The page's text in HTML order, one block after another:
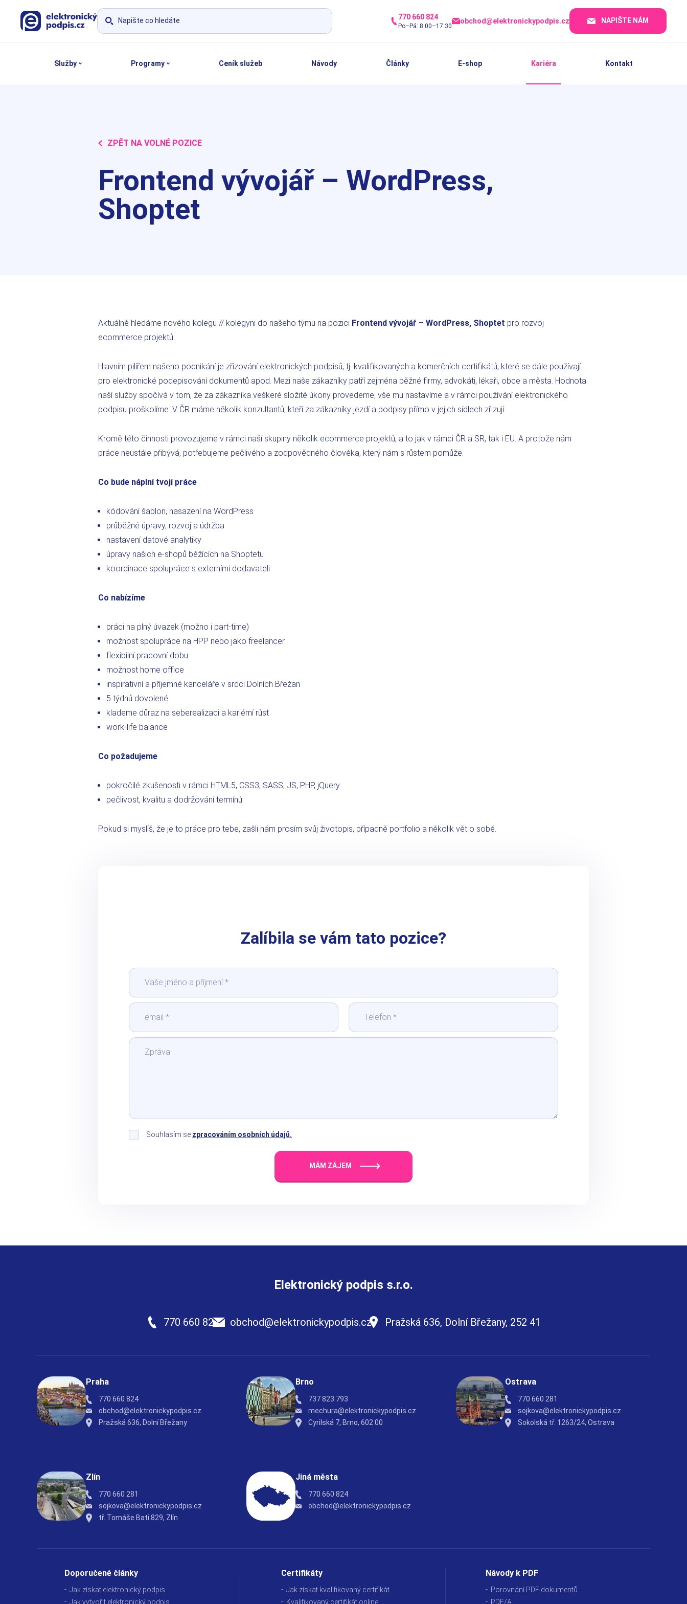
Vyhledat 770 660 824
Po–Pá: 8:00–17:30
obchod@elektronickypodpis.cz NAPIŠTE NÁM
Služby Programy Ceník služeb Návody Články E-shop Kariéra Kontakt
ZPĚT NA VOLNÉ POZICE
Frontend vývojář – WordPress,
Shoptet
Aktuálně hledáme nového kolegu // kolegyni do našeho týmu na pozici Frontend vývojář – WordPress, Shoptet pro rozvoj
ecommerce projektů.
Hlavním pilířem našeho podnikání je zřizování elektronických podpisů, tj. kvalifikovaných a komerčních certifikátů, které se dále používají
pro elektronické podepisování dokumentů apod. Mezi naše zákazníky patří zejména běžné firmy, advokáti, lékaři, obce a města. Hodnota
naší služby spočívá v tom, že za zákazníka veškeré složité úkony provedeme, vše mu nastavíme a v rámci používání elektronického
podpisu proškolíme. V ČR máme několik konzultantů, kteří za zákazníky jezdí a podpisy přímo v jejich sídlech zřizují.
Kromě této činnosti provozujeme v rámci naší skupiny několik ecommerce projektů, a to jak v rámci ČR a SR, tak i EU. A protože nám
práce neustále přibývá, potřebujeme pečlivého a zodpovědného člověka, který nám s růstem pomůže.
Co bude náplní tvojí práce
kódování šablon, nasazení na WordPress
průběžné úpravy, rozvoj a údržba
nastavení datové analytiky
úpravy našich e-shopů běžících na Shoptetu
koordinace spolupráce s externími dodavateli
Co nabízíme
práci na plný úvazek (možno i part-time)
možnost spolupráce na HPP nebo jako freelancer
flexibilní pracovní dobu
možnost home office
inspirativní a příjemné kanceláře v srdci Dolních Břežan
5 týdnů dovolené
klademe důraz na seberealizaci a kariérní růst
work-life balance
Co požadujeme
pokročilé zkušenosti v rámci HTML5, CSS3, SASS, JS, PHP, jQuery
pečlivost, kvalitu a dodržování termínů
Pokud si myslíš, že je to práce pro tebe, zašli nám prosím svůj životopis, případně portfolio a několik vět o sobě.
Zalíbila se vám tato pozice?
Souhlasím se zpracováním osobních údajů.
MÁM ZÁJEM
Elektronický podpis s.r.o.
770 660 824 obchod@elektronickypodpis.cz Pražská 636, Dolní Břežany, 252 41
Praha
770 660 824
obchod@elektronickypodpis.cz
Pražská 636, Dolní Břežany
Brno
737 823 793
mechura@elektronickypodpis.cz
Cyrilská 7, Brno, 602 00
Ostrava
770 660 281
sojkova@elektronickypodpis.cz
Sokolská tř. 1263/24, Ostrava
Zlín
770 660 281
sojkova@elektronickypodpis.cz
tř. Tomáše Bati 829, Zlín
Jiná města
770 660 824
obchod@elektronickypodpis.cz
Doporučené články
Jak získat elektronický podpis
Jak vytvořit elektronický podpis
Certifikáty
Jak získat kvalifikovaný certifikát
Kvalifikovaný certifikát online
Návody k PDF
Porovnání PDF dokumentů
PDF/A